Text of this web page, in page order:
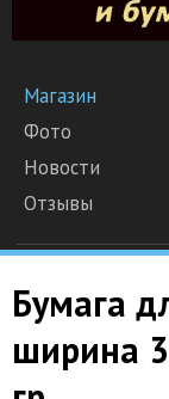
Магазин
Фото
Новости
Отзывы
Бумага
ширина